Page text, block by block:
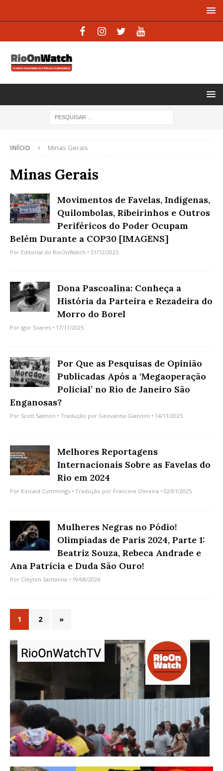
INÍCIO Minas Gerais
Minas Gerais
Movimentos de Favelas, Indígenas,
Quilombolas, Ribeirinhos e Outros
Periféricos do Poder Ocupam
Belém Durante a COP30 [IMAGENS]
Por Editorial do RioOnWatch • 31/12/2025
Dona Pascoalina: Conheça a
História da Parteira e Rezadeira do
Morro do Borel
Por Igor Soares • 17/11/2025
Por Que as Pesquisas de Opinião
Publicadas Após a ‘Megaoperação
Policial’ no Rio de Janeiro São
Enganosas?
Por Scott Salmon • Tradução por Geovanna Giannini • 14/11/2025
Melhores Reportagens
Internacionais Sobre as Favelas do
Rio em 2024
Por Kincaid Cummings • Tradução por Francine Oliveira • 02/01/2025
Mulheres Negras no Pódio!
Olimpíadas de Paris 2024, Parte 1:
Beatriz Souza, Rebeca Andrade e
Ana Patrícia e Duda São Ouro!
Por Cleyton Santanna • 19/08/2024
1 2 »